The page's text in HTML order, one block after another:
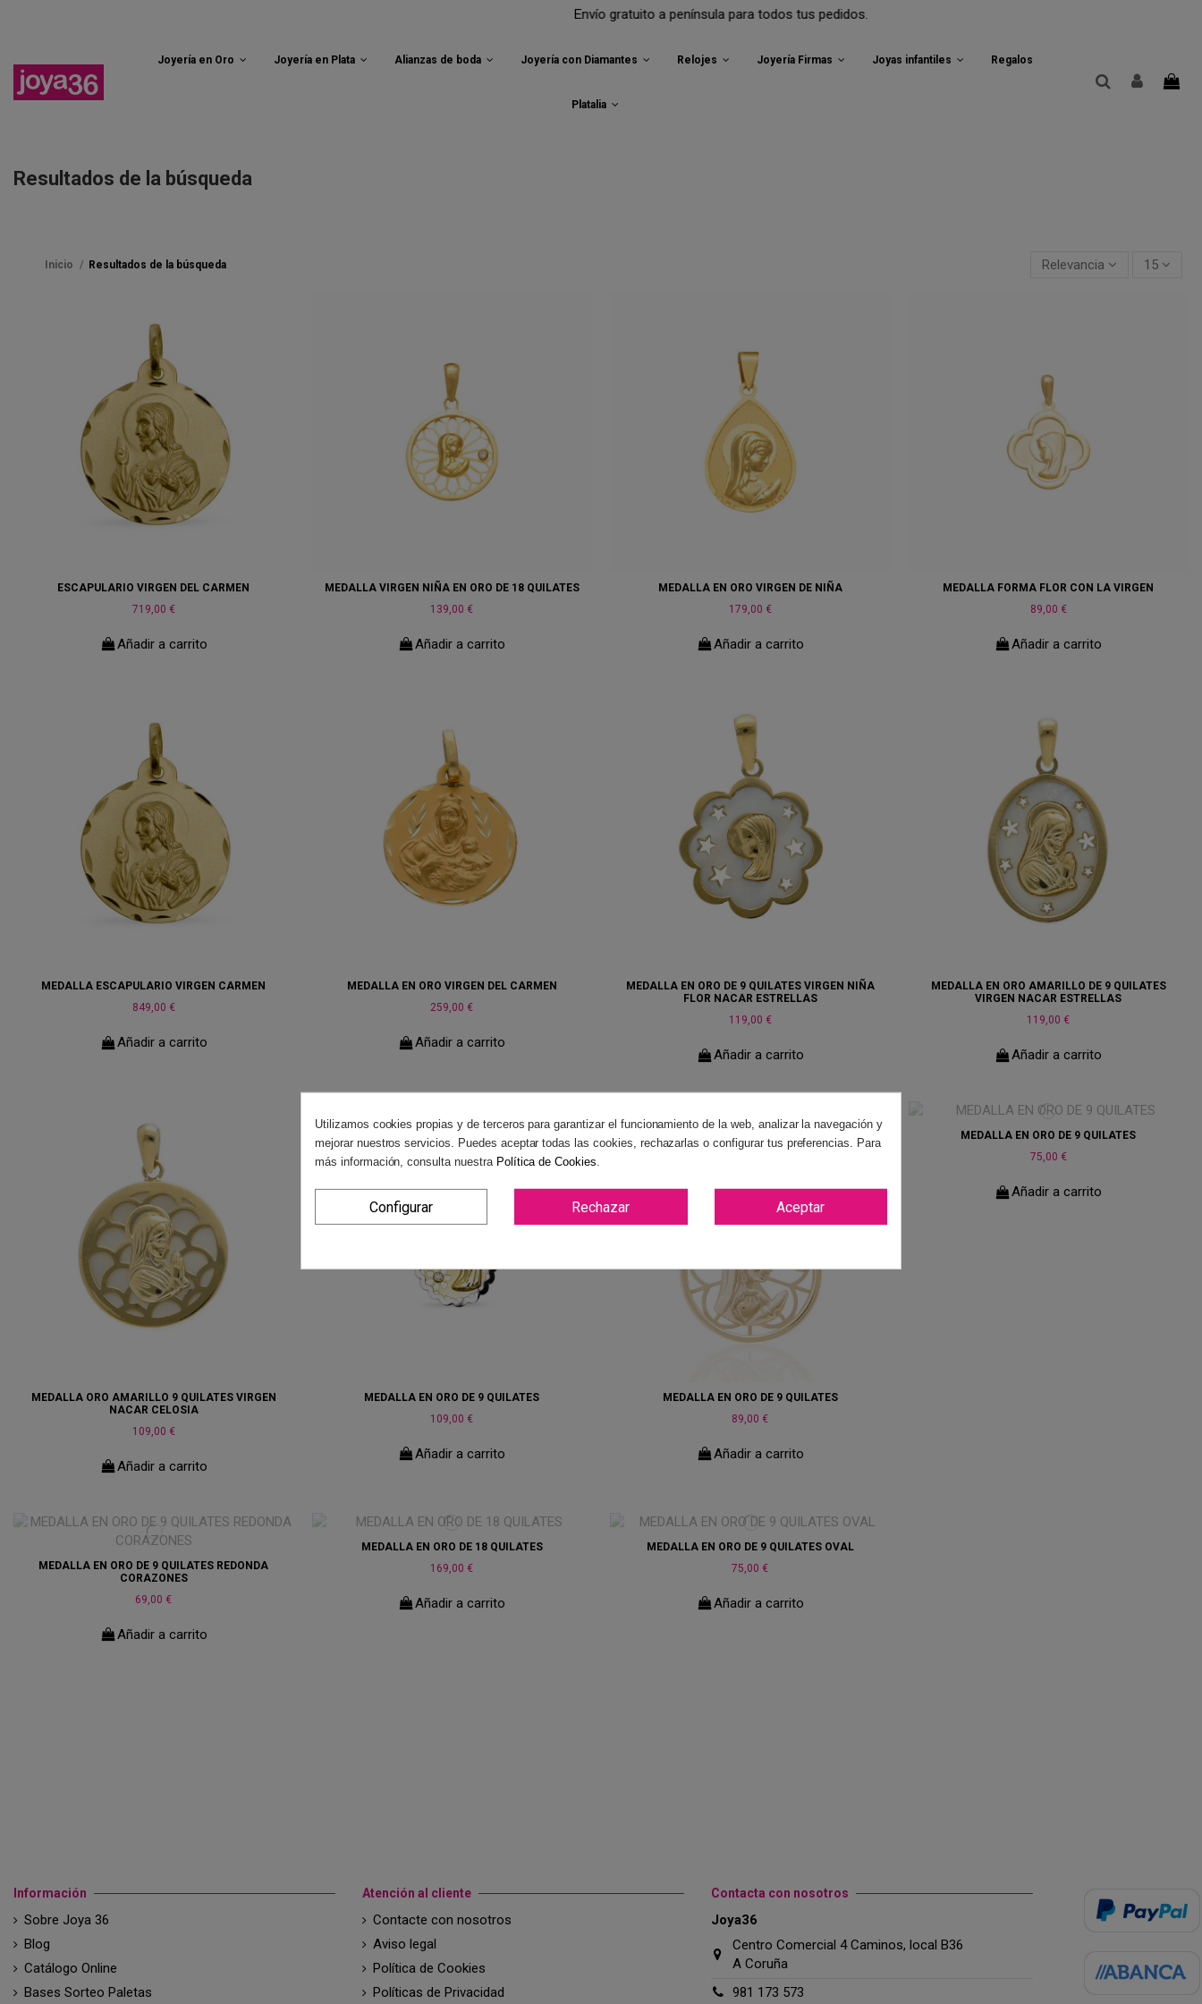
Envío gratuito a península para todos tus pedidos.
Joyería en Oro Joyería en Plata Alianzas de boda Joyería con Diamantes Relojes Joyería Firmas Joyas infantiles Regalos
Platalia
Resultados de la búsqueda
Inicio Resultados de la búsqueda Relevancia 15
ESCAPULARIO VIRGEN DEL CARMEN
719,00 €
Añadir a carrito
MEDALLA VIRGEN NIÑA EN ORO DE 18 QUILATES
139,00 €
Añadir a carrito
MEDALLA EN ORO VIRGEN DE NIÑA
179,00 €
Añadir a carrito
MEDALLA FORMA FLOR CON LA VIRGEN
89,00 €
Añadir a carrito
MEDALLA ESCAPULARIO VIRGEN CARMEN
849,00 €
Añadir a carrito
MEDALLA EN ORO VIRGEN DEL CARMEN
259,00 €
Añadir a carrito
MEDALLA EN ORO DE 9 QUILATES VIRGEN NIÑA
FLOR NACAR ESTRELLAS
119,00 €
Añadir a carrito
MEDALLA EN ORO AMARILLO DE 9 QUILATES
VIRGEN NACAR ESTRELLAS
119,00 €
Añadir a carrito
MEDALLA ORO AMARILLO 9 QUILATES VIRGEN
NACAR CELOSIA
109,00 €
Añadir a carrito
MEDALLA EN ORO DE 9 QUILATES
109,00 €
Añadir a carrito
MEDALLA EN ORO DE 9 QUILATES
89,00 €
Añadir a carrito
MEDALLA EN ORO DE 9 QUILATES
75,00 €
Añadir a carrito
MEDALLA EN ORO DE 9 QUILATES REDONDA
CORAZONES
69,00 €
Añadir a carrito
MEDALLA EN ORO DE 18 QUILATES
169,00 €
Añadir a carrito
MEDALLA EN ORO DE 9 QUILATES OVAL
75,00 €
Añadir a carrito
Información
Sobre Joya 36
Blog
Catálogo Online
Bases Sorteo Paletas
Atención al cliente
Contacte con nosotros
Aviso legal
Política de Cookies
Políticas de Privacidad
Contacta con nosotros
Joya36
Centro Comercial 4 Caminos, local B36
A Coruña
981 173 573
Utilizamos cookies propias y de terceros para garantizar el funcionamiento de la web, analizar la navegación y
mejorar nuestros servicios. Puedes aceptar todas las cookies, rechazarlas o configurar tus preferencias. Para
más información, consulta nuestra Política de Cookies
Configurar Rechazar Aceptar